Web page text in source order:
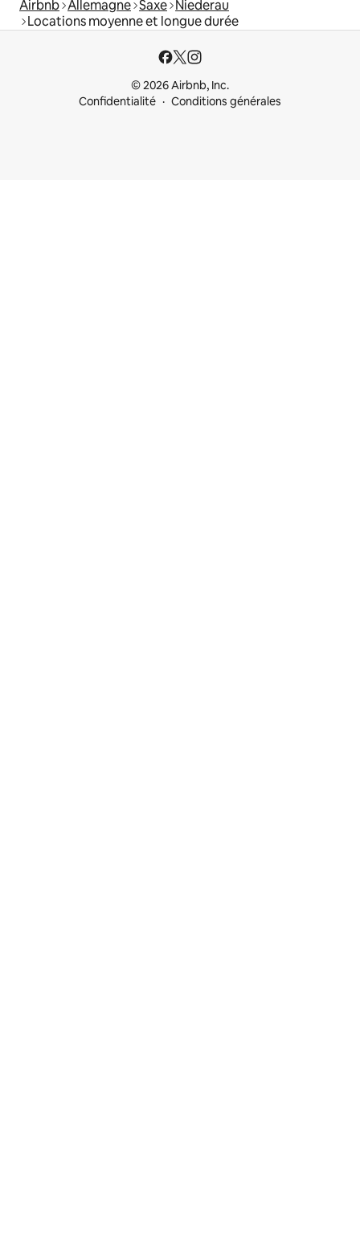
Airbnb Allemagne Saxe Niederau
Locations moyenne et longue durée
© 2026 Airbnb, Inc.
Confidentialité
Conditions générales